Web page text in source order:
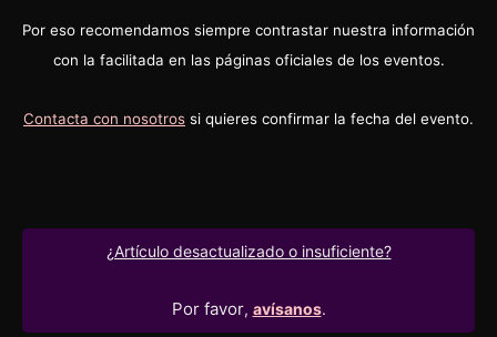
Por eso recomendamos siempre contrastar nuestra información
con la facilitada en las páginas oficiales de los eventos.
Contacta con nosotros si quieres confirmar la fecha del evento.
¿Artículo desactualizado o insuficiente?
Por favor, avísanos.